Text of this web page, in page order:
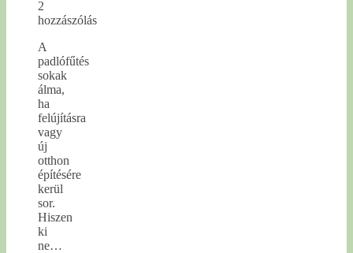
2
hozzászólás
A
padlófűtés
sokak
álma,
ha
felújításra
vagy
új
otthon
építésére
kerül
sor.
Hiszen
ki
ne…